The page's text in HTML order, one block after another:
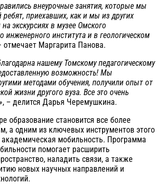
внеурочные занятия, которые мы
ребят, приехавших, как и мы из других
экскурсиях в музее Омского
инженерного института и в геологическом
отмечает Маргарита Панова.
нашему Томскому педагогическому
возможность! Мы
методами обучения, получили опыт от
жизни другого вуза. Все это очень
, – делится Дарья Черемушкина.
образование становится все более
а одним из ключевых инструментов этого
академическая мобильность. Программа
помогает расширить
наладить связи, а также
новых научных направлений и